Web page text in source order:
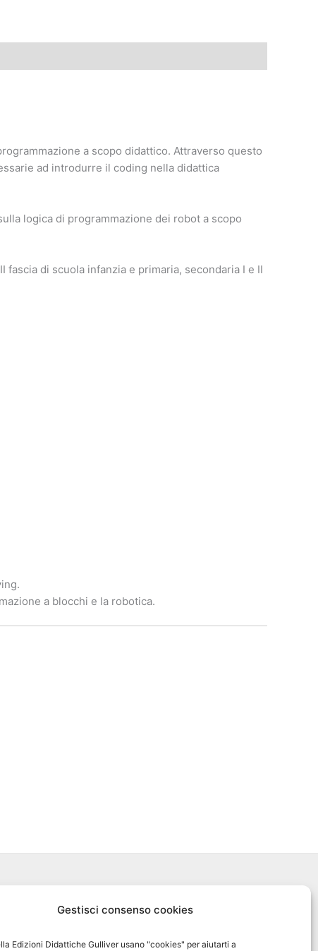
Gestisci consenso cookies
Edizioni Didattiche Gulliver usano "cookies" per aiutarti a
a scopo didattico. Attraverso questo
ad introdurre il coding nella didattica
logica di programmazione dei robot a scopo
fascia di scuola infanzia e primaria, secondaria I e II
a blocchi e la robotica.